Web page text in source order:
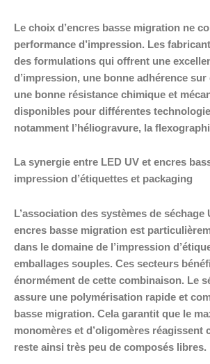
Le choix d’encres basse migration ne
performance d’impression. Les
des formulations qui offrent une
d’impression, une bonne adhérence
une bonne résistance chimique et
disponibles pour différentes
notamment l’héliogravure, la
La synergie entre LED UV et encres
impression d’étiquettes et packaging
L’association des systèmes de séchage
encres basse migration est
dans le domaine de l’impression
emballages souples. Ces secteurs
énormément de cette combinaison. Le
assure une polymérisation rapide et
basse migration. Cela garantit que le
monomères et d’oligomères réagissent
reste ainsi très peu de composés libres.